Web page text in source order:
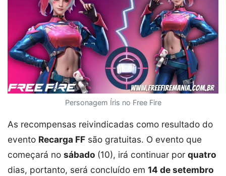
Personagem Íris no Free Fire
As recompensas reivindicadas como resultado do
evento Recarga FF são gratuitas. O evento que
começará no sábado (10), irá continuar por quatro
dias, portanto, será concluído em 14 de setembro